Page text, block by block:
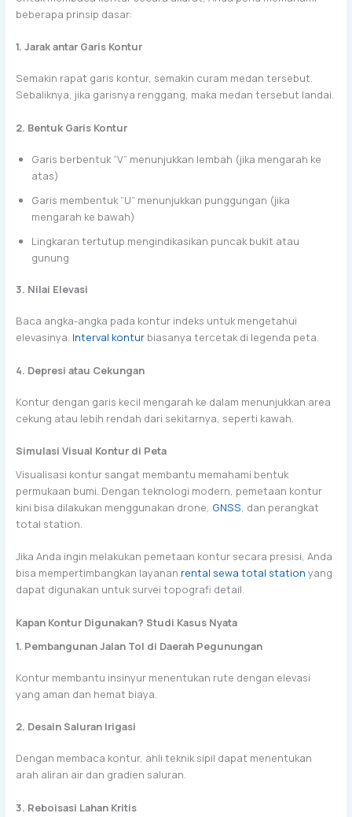
beberapa prinsip dasar:
1. Jarak antar Garis Kontur
Semakin rapat garis kontur, semakin curam medan tersebut.
Sebaliknya, jika garisnya renggang, maka medan tersebut landai.
2. Bentuk Garis Kontur
Garis berbentuk “V” menunjukkan lembah (jika mengarah ke
atas)
Garis membentuk “U” menunjukkan punggungan (jika
mengarah ke bawah)
Lingkaran tertutup mengindikasikan puncak bukit atau
gunung
3. Nilai Elevasi
Baca angka-angka pada kontur indeks untuk mengetahui
elevasinya. Interval konturbiasanya tercetak di legenda peta.
4. Depresi atau Cekungan
Kontur dengan garis kecil mengarah ke dalam menunjukkan area
cekung atau lebih rendah dari sekitarnya, seperti kawah.
Simulasi Visual Kontur di Peta
Visualisasi kontur sangat membantu memahami bentuk
permukaan bumi. Dengan teknologi modern, pemetaan kontur
kini bisa dilakukan menggunakan drone, GNSS, dan perangkat
total station.
Jika Anda ingin melakukan pemetaan kontur secara presisi, Anda
bisa mempertimbangkan layanan rental sewa total station yang
dapat digunakan untuk survei topografi detail.
Kapan Kontur Digunakan? Studi Kasus Nyata
1. Pembangunan Jalan Tol di Daerah Pegunungan
Kontur membantu insinyur menentukan rute dengan elevasi
yang aman dan hemat biaya.
2. Desain Saluran Irigasi
Dengan membaca kontur, ahli teknik sipil dapat menentukan
arah aliran air dan gradien saluran.
3. Reboisasi Lahan Kritis